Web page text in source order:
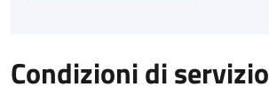
Condizioni di servizio